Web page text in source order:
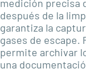
medición precisa
después de la
garantiza la
gases de
permite archivar
una